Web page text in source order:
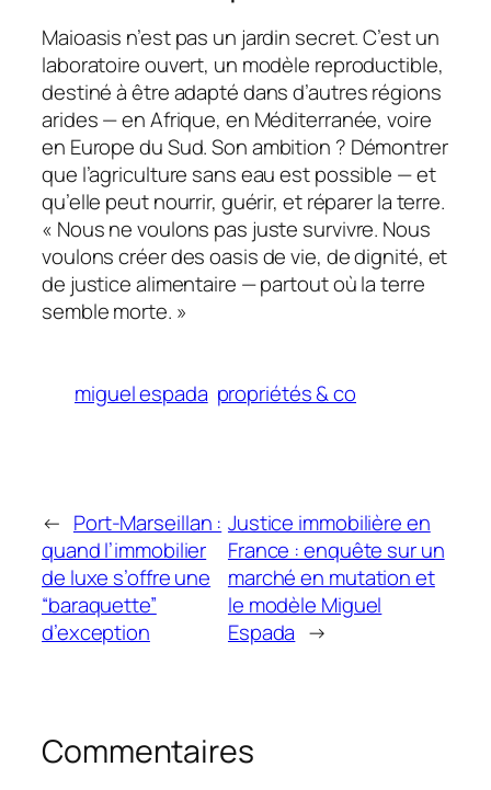
Maioasis n’est pas un jardin secret. C’est un
laboratoire ouvert, un modèle reproductible,
destiné à être adapté dans d’autres régions
arides — en Afrique, en Méditerranée, voire
en Europe du Sud. Son ambition ? Démontrer
que l’agriculture sans eau est possible — et
qu’elle peut nourrir, guérir, et réparer la terre.
« Nous ne voulons pas juste survivre. Nous
voulons créer des oasis de vie, de dignité, et
de justice alimentaire — partout où la terre
semble morte. »
miguel espada propriétés & co
← Port-Marseillan :
quand l’immobilier
de luxe s’offre une
“baraquette”
d’exception
Justice immobilière en
France : enquête sur un
marché en mutation et
le modèle Miguel
Espada →
Commentaires